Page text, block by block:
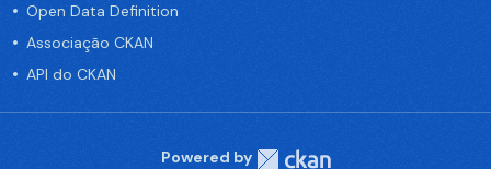
Open Data Definition
Associação CKAN
API do CKAN
Powered by